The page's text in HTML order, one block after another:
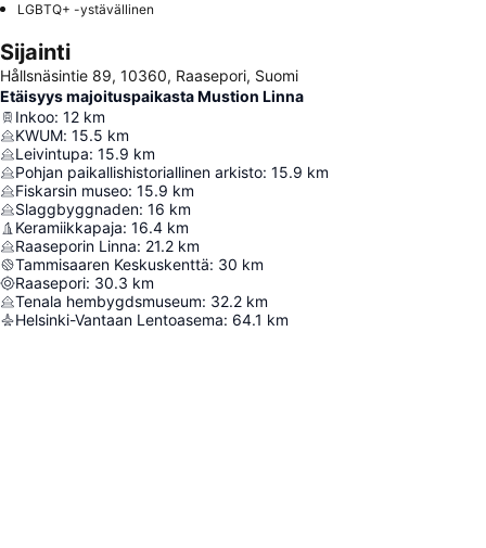
LGBTQ+ -ystävällinen
Sijainti
Hållsnäsintie 89, 10360, Raasepori, Suomi
Etäisyys majoituspaikasta Mustion Linna
Inkoo: 12 km
KWUM: 15.5 km
Leivintupa: 15.9 km
Pohjan paikallishistoriallinen arkisto: 15.9 km
Fiskarsin museo: 15.9 km
Slaggbyggnaden: 16 km
Keramiikkapaja: 16.4 km
Raaseporin Linna: 21.2 km
Tammisaaren Keskuskenttä: 30 km
Raasepori: 30.3 km
Tenala hembygdsmuseum: 32.2 km
Helsinki-Vantaan Lentoasema: 64.1 km